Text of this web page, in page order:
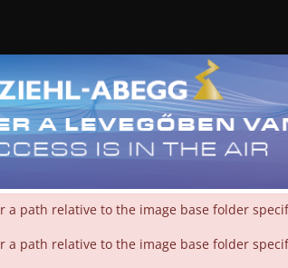
or a path relative to the image base folder
or a path relative to the image base folder